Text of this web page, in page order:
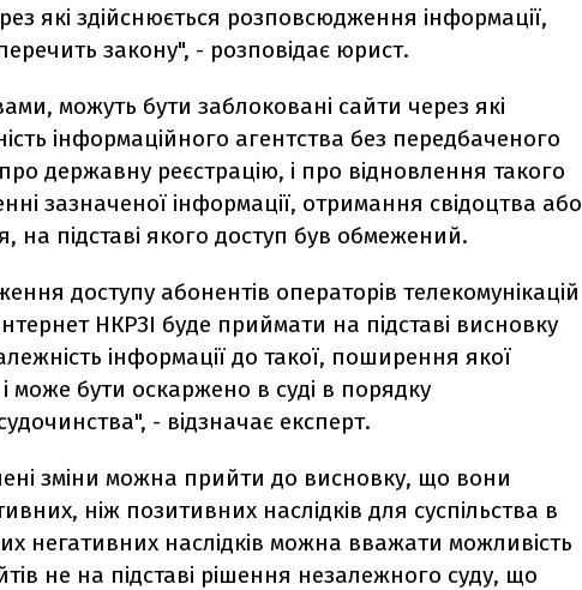
які здійснюється розповсюдження інформації,
закону", - розповідає юрист.
можуть бути заблоковані сайти через які
інформаційного агентства без передбаченого
державну реєстрацію, і про відновлення такого
зазначеної інформації, отримання свідоцтва або
на підставі якого доступ був обмежений.
доступу абонентів операторів телекомунікацій
НКРЗІ буде приймати на підставі висновку
інформації до такої, поширення якої
може бути оскаржено в суді в порядку
- відзначає експерт.
зміни можна прийти до висновку, що вони
ніж позитивних наслідків для суспільства в
негативних наслідків можна вважати можливість
не на підставі рішення незалежного суду, що